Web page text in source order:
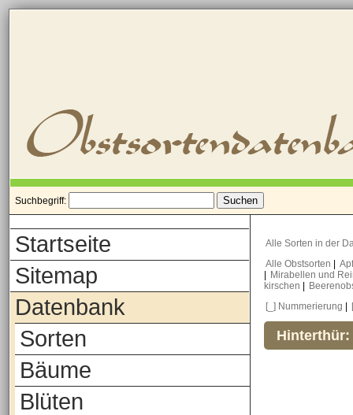
Suchbegriff:
Startseite
Sitemap
Datenbank
Sorten
Bäume
Blüten
Alle Sorten in der
Alle Obstsorten
Mirabellen und
kirschen
[_] Nummerierung